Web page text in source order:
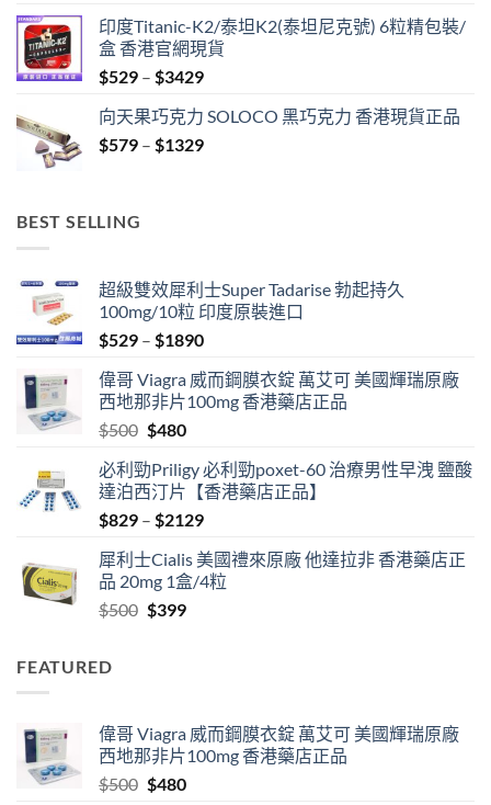
$459
through
$1329
印度Titanic-K2/泰坦K2(泰坦尼克號) 6粒精包裝/
盒 香港官網現貨
$529 – $3429Price
$529
through
向天果巧克力 SOLOCO 黑巧克力 香港現貨正品
$579 – $1329Price
BEST SELLING
超級雙效犀利士Super Tadarise 勃起持久
100mg/10粒 印度原裝進口
$529 – $1890Price
$529
through
偉哥 Viagra 威而鋼膜衣錠 萬艾可 美國輝瑞原廠
西地那非片100mg 香港藥店正品
$500 Original
was:
$500.
$480Current
is:
$480.
必利勁Priligy 必利勁poxet-60 治療男性早洩 鹽酸
達泊西汀片【香港藥店正品】
$829 – $2129Price
$829
through
犀利士Cialis 美國禮來原廠 他達拉非 香港藥店正
品 20mg 1盒/4粒
$500 Original
$399Current
FEATURED
偉哥 Viagra 威而鋼膜衣錠 萬艾可 美國輝瑞原廠
西地那非片100mg 香港藥店正品
$500 Original
$480Current